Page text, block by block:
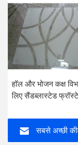
हॉल और भोजन कक्ष
लिए सैंडब्लास्टेड
सबसे अच्छी